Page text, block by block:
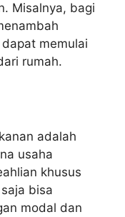
Misalnya, bagi
memulai
rumah.
adalah
usaha
khusus
bisa
modal dan